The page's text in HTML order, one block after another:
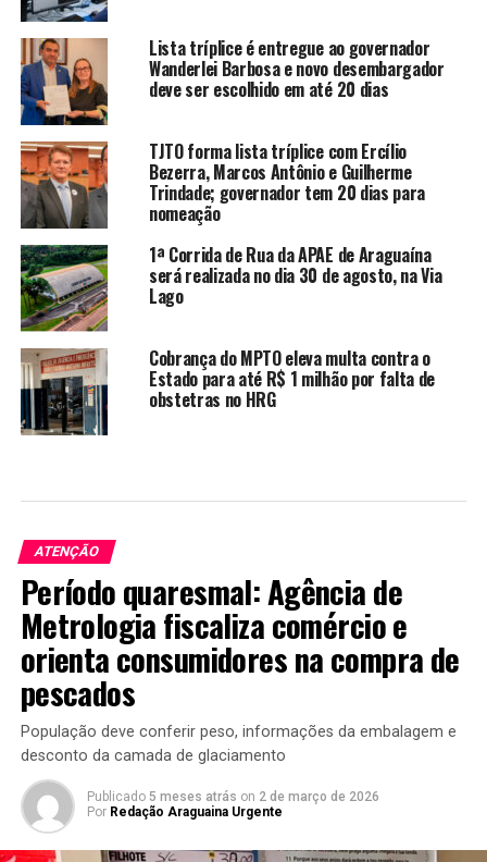
Lista tríplice é entregue ao governador
Wanderlei Barbosa e novo desembargador
deve ser escolhido em até 20 dias
TJTO forma lista tríplice com Ercílio
Bezerra, Marcos Antônio e Guilherme
Trindade; governador tem 20 dias para
nomeação
1ª Corrida de Rua da APAE de Araguaína
será realizada no dia 30 de agosto, na Via
Lago
Cobrança do MPTO eleva multa contra o
Estado para até R$ 1 milhão por falta de
obstetras no HRG
ATENÇÃO
Período quaresmal: Agência de
Metrologia fiscaliza comércio e
orienta consumidores na compra de
pescados
População deve conferir peso, informações da embalagem e
desconto da camada de glaciamento
Publicado 5 meses atrás on 2 de março de 2026
Por Redação Araguaina Urgente